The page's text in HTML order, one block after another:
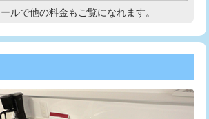
洗浄便座） 22,000円
便座⇔温水洗浄便
22,000円
ル加工)
ド止め) 3,300円
現地調査
まで
/3m超え +3,300円
ルで他の料金もご覧になれます。